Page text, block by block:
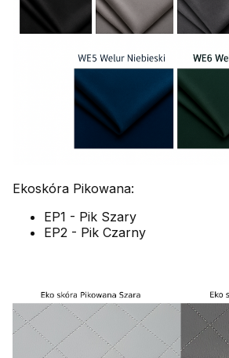
Ekoskóra Pikowana:
EP1 - Pik Szary
EP2 - Pik Czarny